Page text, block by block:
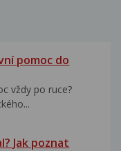
pomoc do
vždy po ruce?
Jak poznat